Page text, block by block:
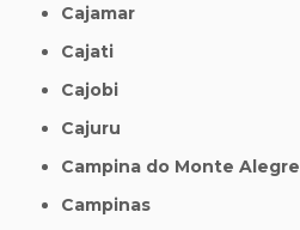
Cajamar
Cajati
Cajobi
Cajuru
Campina do Monte Alegre
Campinas